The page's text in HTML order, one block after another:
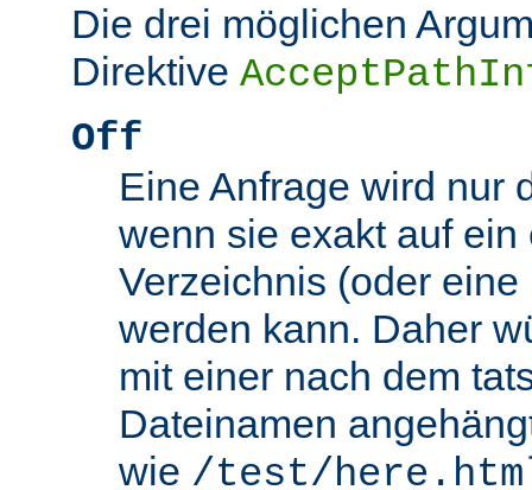
Die drei möglichen
Direktive
Off
Eine Anfrage wird nur
wenn sie exakt auf
Verzeichnis (oder
werden kann. Daher
mit einer nach dem
Dateinamen
wie /test/